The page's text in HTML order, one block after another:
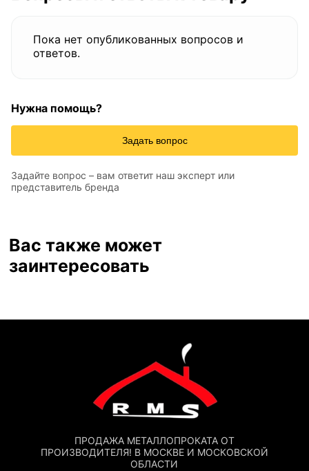
Пока нет опубликованных вопросов и
ответов.
Нужна помощь?
Задать вопрос
Задайте вопрос – вам ответит наш эксперт или
представитель бренда
Вас также может
заинтересовать
ПРОДАЖА МЕТАЛЛОПРОКАТА ОТ
ПРОИЗВОДИТЕЛЯ! В МОСКВЕ И МОСКОВСКОЙ
ОБЛАСТИ